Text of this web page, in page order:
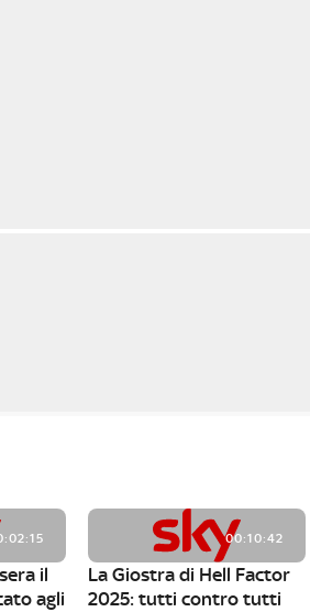
il
agli
00:10:42
La Giostra di Hell Factor
2025: tutti contro tutti